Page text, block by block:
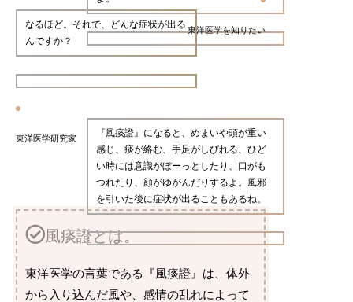
東洋医学を知りたい
なるほど。それで、どんな症状が出る
んですか？
東洋医学研究家
『風痰證』になると、めまいや頭が重い
感じ、痰が絡む、手足がしびれる、ひど
い時には意識がぼーっとしたり、口がも
つれたり、顔がゆがんだりするよ。風邪
を引いた後に症状が出ることもあるね。
風痰證とは。
東洋医学の言葉である『風痰證』は、体外
から入り込んだ風や、感情の乱れによって